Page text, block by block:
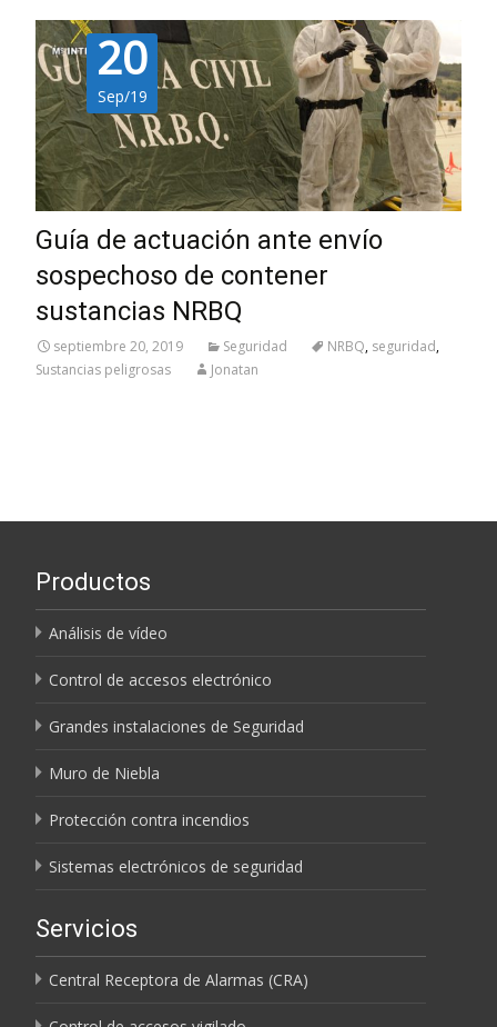
20
Sep/19
Guía de actuación ante envío
sospechoso de contener
sustancias NRBQ
septiembre 20, 2019 Seguridad NRBQ, seguridad,
Sustancias peligrosas
Jonatan
Productos
Análisis de vídeo
Control de accesos electrónico
Grandes instalaciones de Seguridad
Muro de Niebla
Protección contra incendios
Sistemas electrónicos de seguridad
Servicios
Central Receptora de Alarmas (CRA)